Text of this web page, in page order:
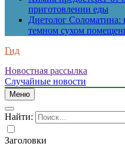
приготовлении еды
Диетолог Соломатина:
темном сухом
Гид
Новостная рассылка
Случайные новости
Меню
Найти:
Заголовки